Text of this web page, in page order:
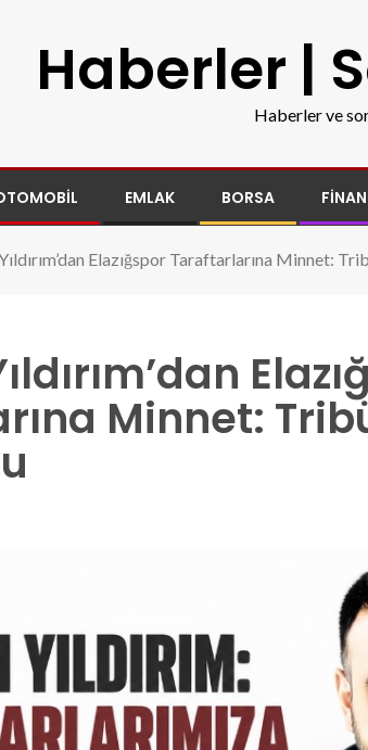
Haberler |
Haberler ve
EMLAK BORSA
Elazığspor Taraftarlarına Minnet:
Minnet: